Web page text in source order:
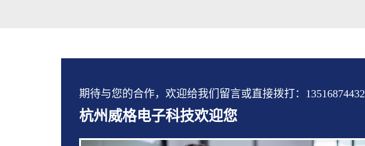
期待与您的合作，欢迎给我们留言或直接拨打：13516874432
杭州威格电子科技欢迎您